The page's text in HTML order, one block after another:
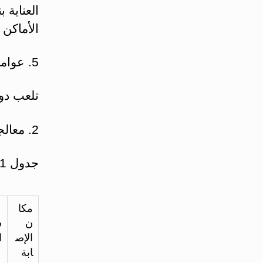
5. عوامل النمو المحببة الخلوية:
تلعب
2. معالجة الإنتانات المتوضعة (جدول 1)
جدول 1 – المعالجة بالصادات الحيوية للإنتانات المتوضعة
مكا
ن
الإص
ابة